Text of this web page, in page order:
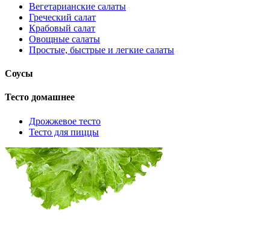
Вегетарианские салаты
Греческий салат
Крабовый салат
Овощные салаты
Простые, быстрые и легкие салаты
Соусы
Тесто домашнее
Дрожжевое тесто
Тесто для пиццы